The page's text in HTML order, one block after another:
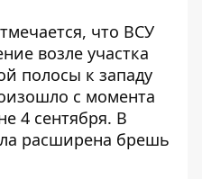
что ВСУ
возле участка
полосы к западу
с момента
4 сентября. В
расширена брешь